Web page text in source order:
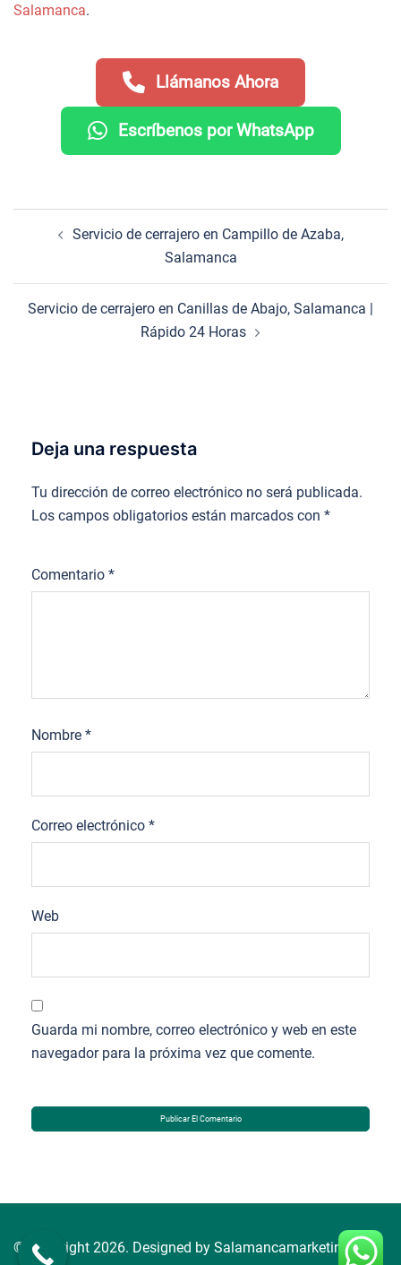
Salamanca.
Llámanos Ahora
Escríbenos por WhatsApp
Servicio de cerrajero en Campillo de Azaba,
Salamanca
Servicio de cerrajero en Canillas de Abajo, Salamanca |
Rápido 24 Horas
Deja una respuesta
Tu dirección de correo electrónico no será publicada.
Los campos obligatorios están marcados con *
Comentario *
Nombre *
Correo electrónico *
Web
Guarda mi nombre, correo electrónico y web en este
navegador para la próxima vez que comente.
© Copyright 2026. Designed by Salamancamarketing